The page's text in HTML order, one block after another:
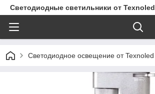
Светодиодные светильники от Texnoled
Светодиодное освещение от Texnoled